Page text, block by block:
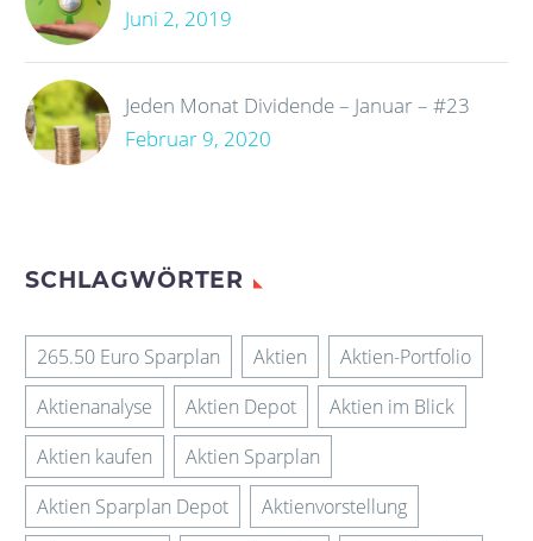
Juni 2, 2019
Jeden Monat Dividende – Januar – #23
Februar 9, 2020
SCHLAGWÖRTER
265.50 Euro Sparplan Aktien
Aktien-Portfolio
Aktienanalyse
Aktien Depot
Aktien im Blick
Aktien kaufen
Aktien Sparplan
Aktien Sparplan Depot
Aktienvorstellung